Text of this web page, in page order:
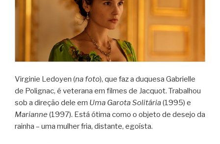
Virginie Ledoyen (na foto), que faz a duquesa Gabrielle
de Polignac, é veterana em filmes de Jacquot. Trabalhou
sob a direção dele em Uma Garota Solitária(1995) e
Marianne (1997). Está ótima como o objeto de desejo da
rainha – uma mulher fria, distante, egoísta.